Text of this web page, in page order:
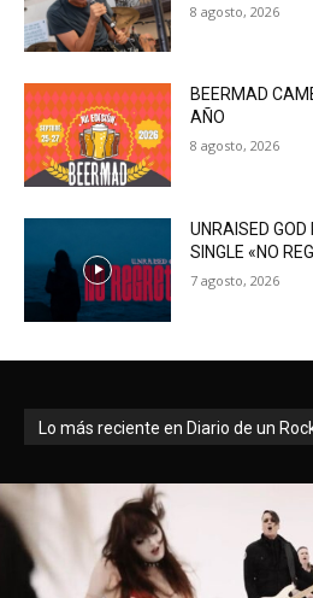
8 agosto, 2026
BEERMAD
AÑO
8 agosto, 2026
UNRAISED
SINGLE «NO
7 agosto, 2026
Lo más reciente en Diario de un